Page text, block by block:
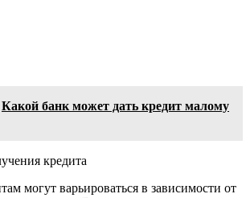
Какой банк может дать кредит малому
кредита
могут варьироваться в зависимости от